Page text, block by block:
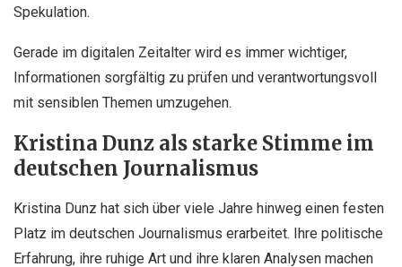
Spekulation.
Gerade im digitalen Zeitalter wird es immer wichtiger,
Informationen sorgfältig zu prüfen und verantwortungsvoll
mit sensiblen Themen umzugehen.
Kristina Dunz als starke Stimme im
deutschen Journalismus
Kristina Dunz hat sich über viele Jahre hinweg einen festen
Platz im deutschen Journalismus erarbeitet. Ihre politische
Erfahrung, ihre ruhige Art und ihre klaren Analysen machen